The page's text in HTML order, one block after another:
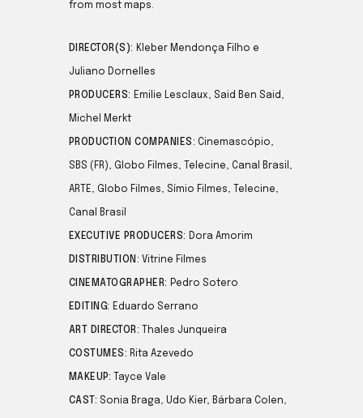
from most maps.
DIRECTOR(S): Kleber Mendonça Filho e
Juliano Dornelles
PRODUCERS: Emilie Lesclaux, Said Ben Said,
Michel Merkt
PRODUCTION COMPANIES: Cinemascópio,
SBS (FR), Globo Filmes, Telecine, Canal Brasil,
ARTE, Globo Filmes, Símio Filmes, Telecine,
Canal Brasil
EXECUTIVE PRODUCERS: Dora Amorim
DISTRIBUTION: Vitrine Filmes
CINEMATOGRAPHER: Pedro Sotero
EDITING: Eduardo Serrano
ART DIRECTOR: Thales Junqueira
COSTUMES: Rita Azevedo
MAKEUP: Tayce Vale
CAST: Sonia Braga, Udo Kier, Bárbara Colen,